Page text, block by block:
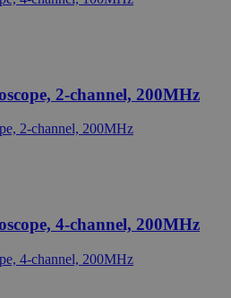
2-channel, 200MHz
4-channel, 200MHz